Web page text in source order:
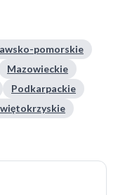
pomorskie
Mazowieckie
Podkarpackie